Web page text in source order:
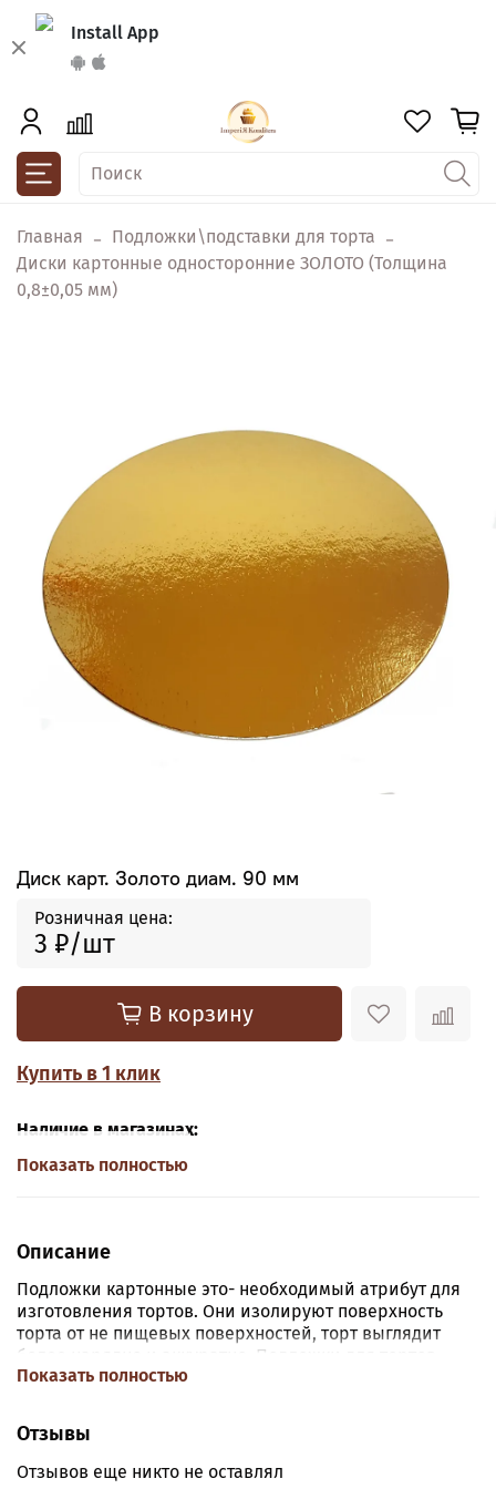
Install App
Главная
Подложки\подставки для торта
Диски картонные односторонние ЗОЛОТО (Толщина
0,8±0,05 мм)
Диск карт. Золото диам. 90 мм
Розничная цена:
3 ₽
В корзину
Купить в 1 клик
Наличие в магазинах:
Показать полностью
Описание
Подложки картонные это- необходимый атрибут для
изготовления тортов. Они изолируют поверхность
торта от не пищевых поверхностей, торт выглядит
более нарядно и аккуратно. Подложки для тортов
изготавливаются из картона с односторонним или
покрытием.
Показать полностью
Отзывы
Отзывов еще никто не оставлял